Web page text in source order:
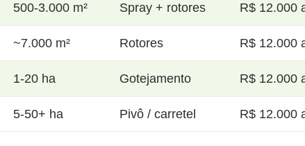
500-3.000 m² Spray + rotores R$ 12.000
~7.000 m² Rotores R$ 12.000
1-20 ha Gotejamento R$ 12.000
5-50+ ha Pivô / carretel R$ 12.000